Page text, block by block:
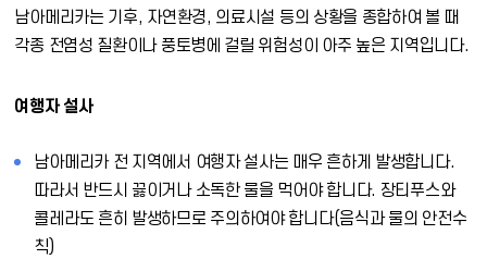
남아메리카는 기후, 자연환경, 의료시설 등의 상황을 종합하여 볼 때
각종 전염성 질환이나 풍토병에 걸릴 위험성이 아주 높은 지역입니다.
여행자 설사
남아메리카 전 지역에서 여행자 설사는 매우 흔하게 발생합니다.
따라서 반드시 끓이거나 소독한 물을 먹어야 합니다. 장티푸스와
콜레라도 흔히 발생하므로 주의하여야 합니다(음식과 물의 안전수
칙)